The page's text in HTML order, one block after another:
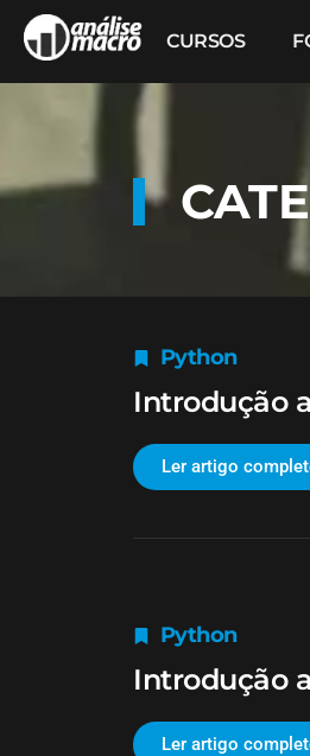
CURSOS
Python
Introdução
Ler artigo
Python
Introdução
Ler artigo